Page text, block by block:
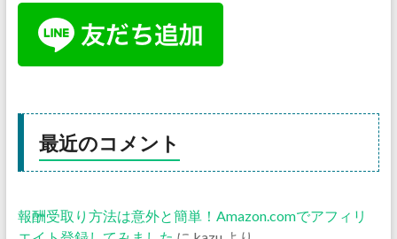
最近のコメント
報酬受取り方法は意外と簡単！Amazon.comでアフィリ